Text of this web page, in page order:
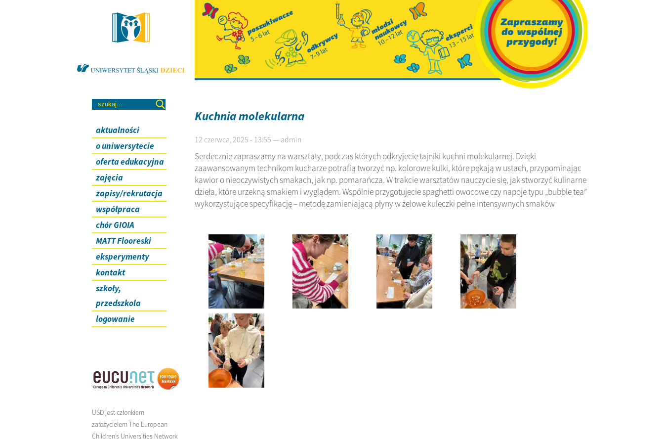
aktualności
o uniwersytecie
oferta edukacyjna
zajęcia
zapisy/rekrutacja
współpraca
chór GIOIA
MATT Flooreski
eksperymenty
kontakt
szkoły,
przedszkola
logowanie
UŚD jest członkiem
założycielem The European
Children’s Universities Network
Kuchnia molekularna
12 czerwca, 2025 - 13:55 — admin
Serdecznie zapraszamy na warsztaty, podczas których odkryjecie tajniki kuchni molekularnej. Dzięki
zaawansowanym technikom kucharze potrafią tworzyć np. kolorowe kulki, które pękają w ustach, przypominając
kawior o nieoczywistych smakach, jak np. pomarańcza. W trakcie warsztatów nauczycie się, jak stworzyć kulinarne
dzieła, które urzekną smakiem i wyglądem. Wspólnie przygotujecie spaghetti owocowe czy napoje typu „bubble tea”
wykorzystujące specyfikację – metodę zamieniającą płyny w żelowe kuleczki pełne intensywnych smaków